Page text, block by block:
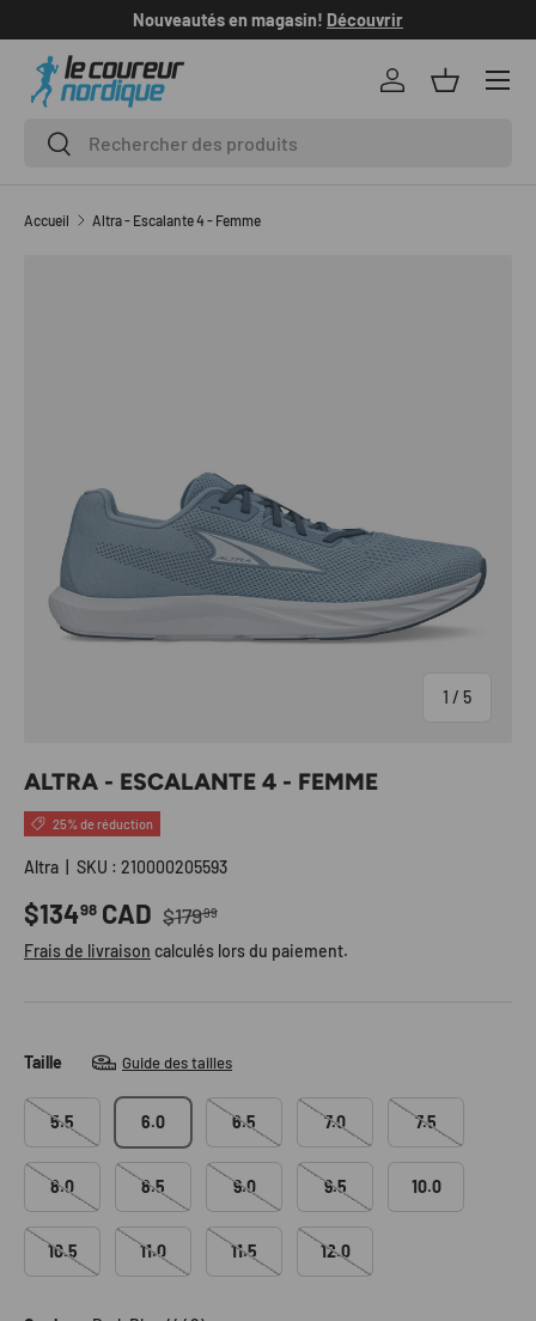
ALLER AU CONTENU
Nouveautés en magasin! Découvrir
Recherche
Rechercher
Se connecter
Panier
Accueil Altra - Escalante 4 - Femme
1 / de
5
ALTRA - ESCALANTE 4 - FEMME
25% de réduction
Altra SKU : 210000205593
Prix soldé
$13498 CAD Prix habituel
$17999
Frais de livraison calculés lors du paiement.
Taille Guide des tailles
5.5 6.0 6.5 7.0 7.5
8.0 8.5 9.0 9.5 10.0
10.5 11.0 11.5 12.0